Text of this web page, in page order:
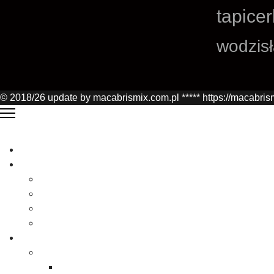
© 2018/26 update by macabrismix.com.pl ***** https://